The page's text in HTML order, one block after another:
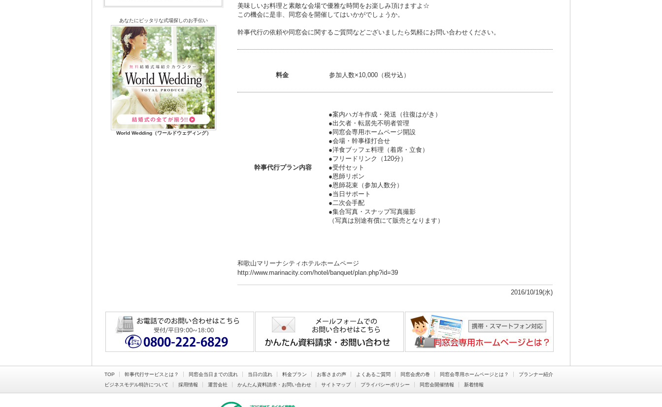
美味しいお料理と素敵な会場で優雅な時間をお楽しみ頂けますよ☆
この機会に是非、同窓会を開催してはいかがでしょうか。
幹事代行の依頼や同窓会に関するご質問などございましたら気軽にお問い合わせください。
料金 参加人数×10,000（税サ込）
幹事代行プラン内容
●案内ハガキ作成・発送（往復はがき）
●出欠者・転居先不明者管理
●同窓会専用ホームページ開設
●会場・幹事様打合せ
●洋食ブッフェ料理（着席・立食）
●フリードリンク（120分）
●受付セット
●恩師リボン
●恩師花束（参加人数分）
●当日サポート
●二次会手配
●集合写真・スナップ写真撮影
（写真は別途有償にて販売となります）
和歌山マリーナシティホテルホームページ
http://www.marinacity.com/hotel/banquet/plan.php?id=39
2016/10/19(水)
あなたにピッタリな式場探しのお手伝い
World Wedding（ワールドウェディング）
TOP 幹事代行サービスとは？ 同窓会当日までの流れ 当日の流れ 料金プラン お客さまの声 よくあるご質問 同窓会虎の巻 同窓会専用ホームページとは？
プランナー紹介
ビジネスモデル特許について
採用情報 運営会社 かんたん資料請求・お問い合わせ サイトマップ プライバシーポリシー 同窓会開催情報 新着情報